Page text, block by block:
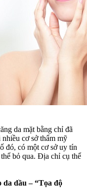
da mặt bằng chỉ đã
cơ sở thẩm mỹ
đó, có một cơ sở uy tín
bỏ qua. Địa chỉ cụ thể
dầu – “Tọa độ